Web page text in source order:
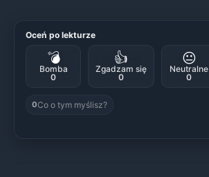
Oceń po lekturze
💣
Bomba
0
👍
Zgadzam się
0
😐
Neutralne
0
0Co o tym myślisz?